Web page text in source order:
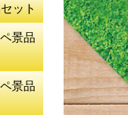
ット
景品
景品